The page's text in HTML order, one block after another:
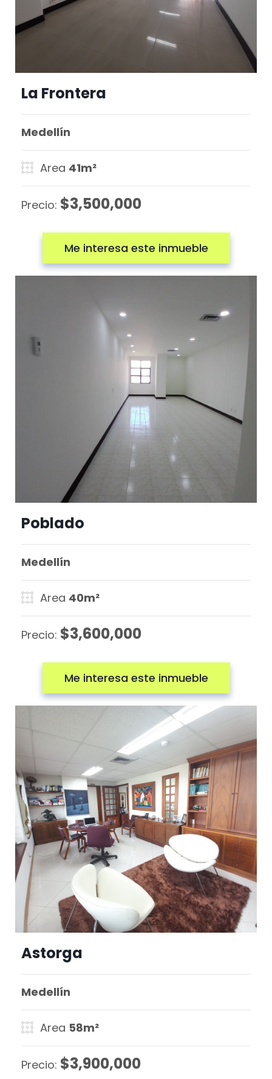
La Frontera
Medellín
Area 41m²
Precio: $3,500,000
Me interesa este inmueble
Poblado
Medellín
Area 40m²
Precio: $3,600,000
Me interesa este inmueble
Astorga
Medellín
Area 58m²
Precio: $3,900,000